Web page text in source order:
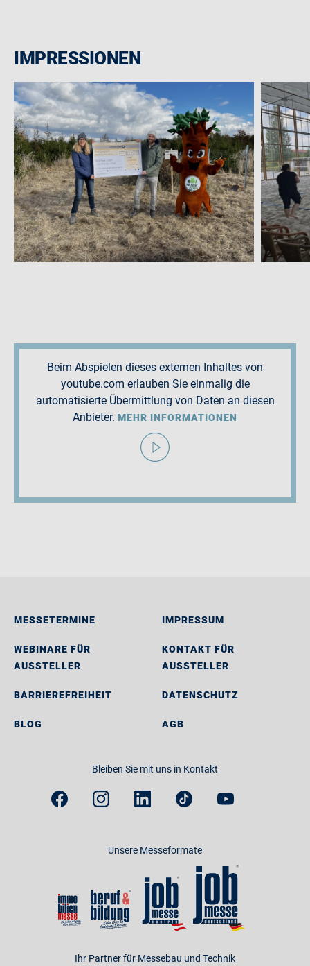
IMPRESSIONEN
Beim Abspielen dieses externen Inhaltes von
youtube.com erlauben Sie einmalig die
automatisierte Übermittlung von Daten an diesen
Anbieter. MEHR INFORMATIONEN
MESSETERMINE
WEBINARE FÜR
AUSSTELLER
BARRIEREFREIHEIT
BLOG
IMPRESSUM
KONTAKT FÜR
AUSSTELLER
DATENSCHUTZ
AGB
Bleiben Sie mit uns in Kontakt
Unsere Messeformate
Ihr Partner für Messebau und Technik